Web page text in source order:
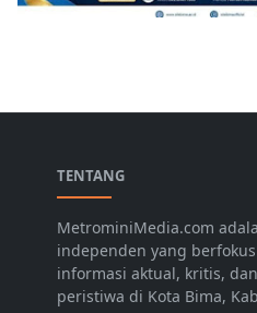
TENTANG
MetrominiMedia.com
independen yang
informasi aktual, kritis,
peristiwa di Kota Bima,